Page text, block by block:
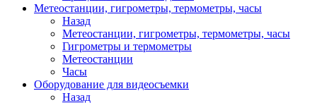
Метеостанции, гигрометры, термометры, часы
Назад
Метеостанции, гигрометры, термометры, часы
Гигрометры и термометры
Метеостанции
Часы
Оборудование для видеосъемки
Назад